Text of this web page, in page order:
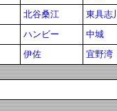
北谷桑江
東具志
ハンビー
中城
伊佐 宜野湾